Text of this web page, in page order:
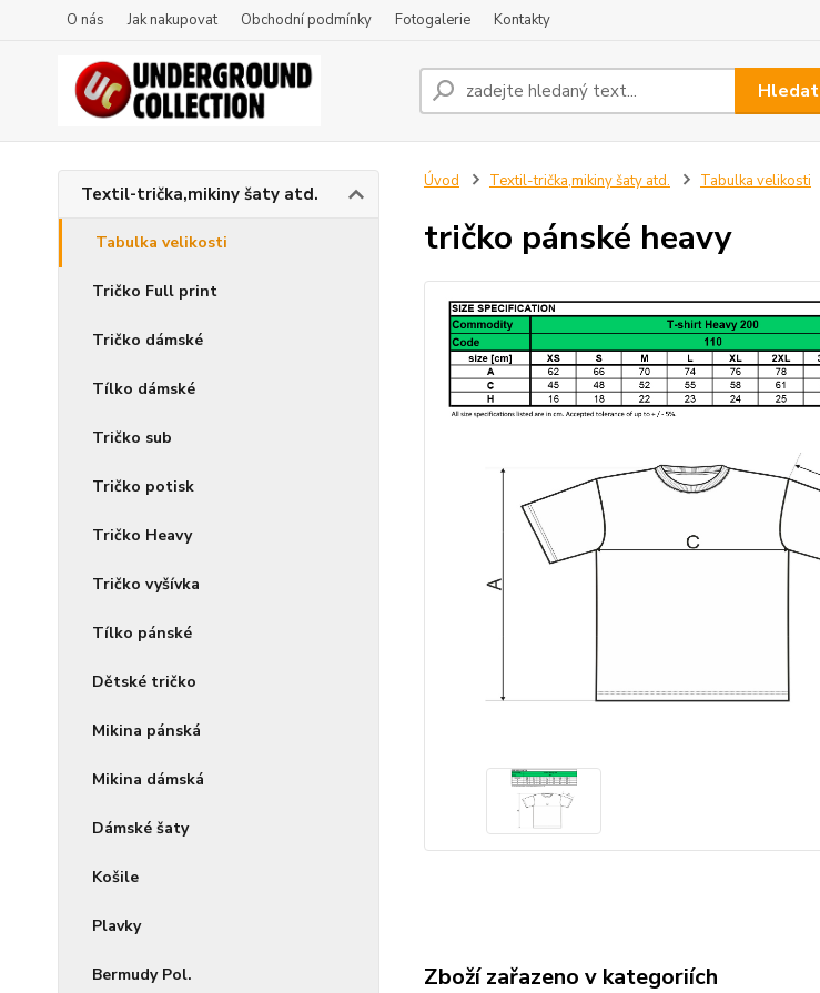
O nás Jak nakupovat Obchodní podmínky Fotogalerie Kontakty
Hledat
Textil-trička,mikiny šaty atd.
Tabulka velikosti
Tričko Full print
Tričko dámské
Tílko dámské
Tričko sub
Tričko potisk
Tričko Heavy
Tričko vyšívka
Tílko pánské
Dětské tričko
Mikina pánská
Mikina dámská
Dámské šaty
Košile
Plavky
Bermudy Pol.
Úvod Textil-trička,mikiny šaty atd. Tabulka velikosti
tričko pánské heavy
Zboží zařazeno v kategoriích